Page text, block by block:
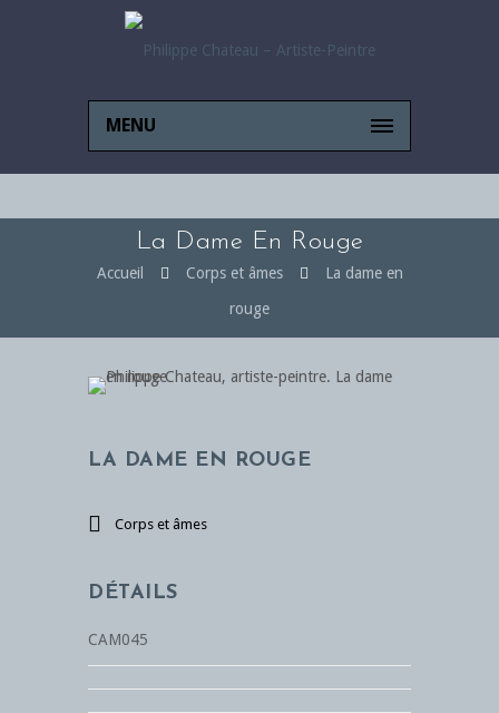
MENU
La Dame En Rouge
Accueil Corps et âmes
La dame en
rouge
LA DAME EN ROUGE
Corps et âmes
DÉTAILS
CAM045